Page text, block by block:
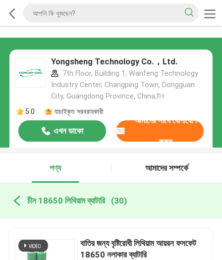
Yongsheng Technology Co.，Ltd.
7th Floor, Building 1, Wanfeng Technology
Industry Center, Changping Town, Dongguan
City, Guangdong Province, China,চীন
5.0
যাচাইকৃত সরবরাহকারী
এখন ডাকো
আমাদের সাথে যোগাযোগ
করুন
পণ্য আমাদের সম্পর্কে
চীন 18650 লিথিয়াম ব্যাটারি (30)
বাতির জন্য বৃষ্টিরোধী লিথিয়াম আয়রন ফসফেট
18650 নলাকার ব্যাটারি